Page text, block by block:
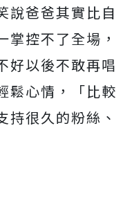
說爸爸其實比自
掌控不了全場，
好以後不敢再唱
鬆心情，「比較
持很久的粉絲、